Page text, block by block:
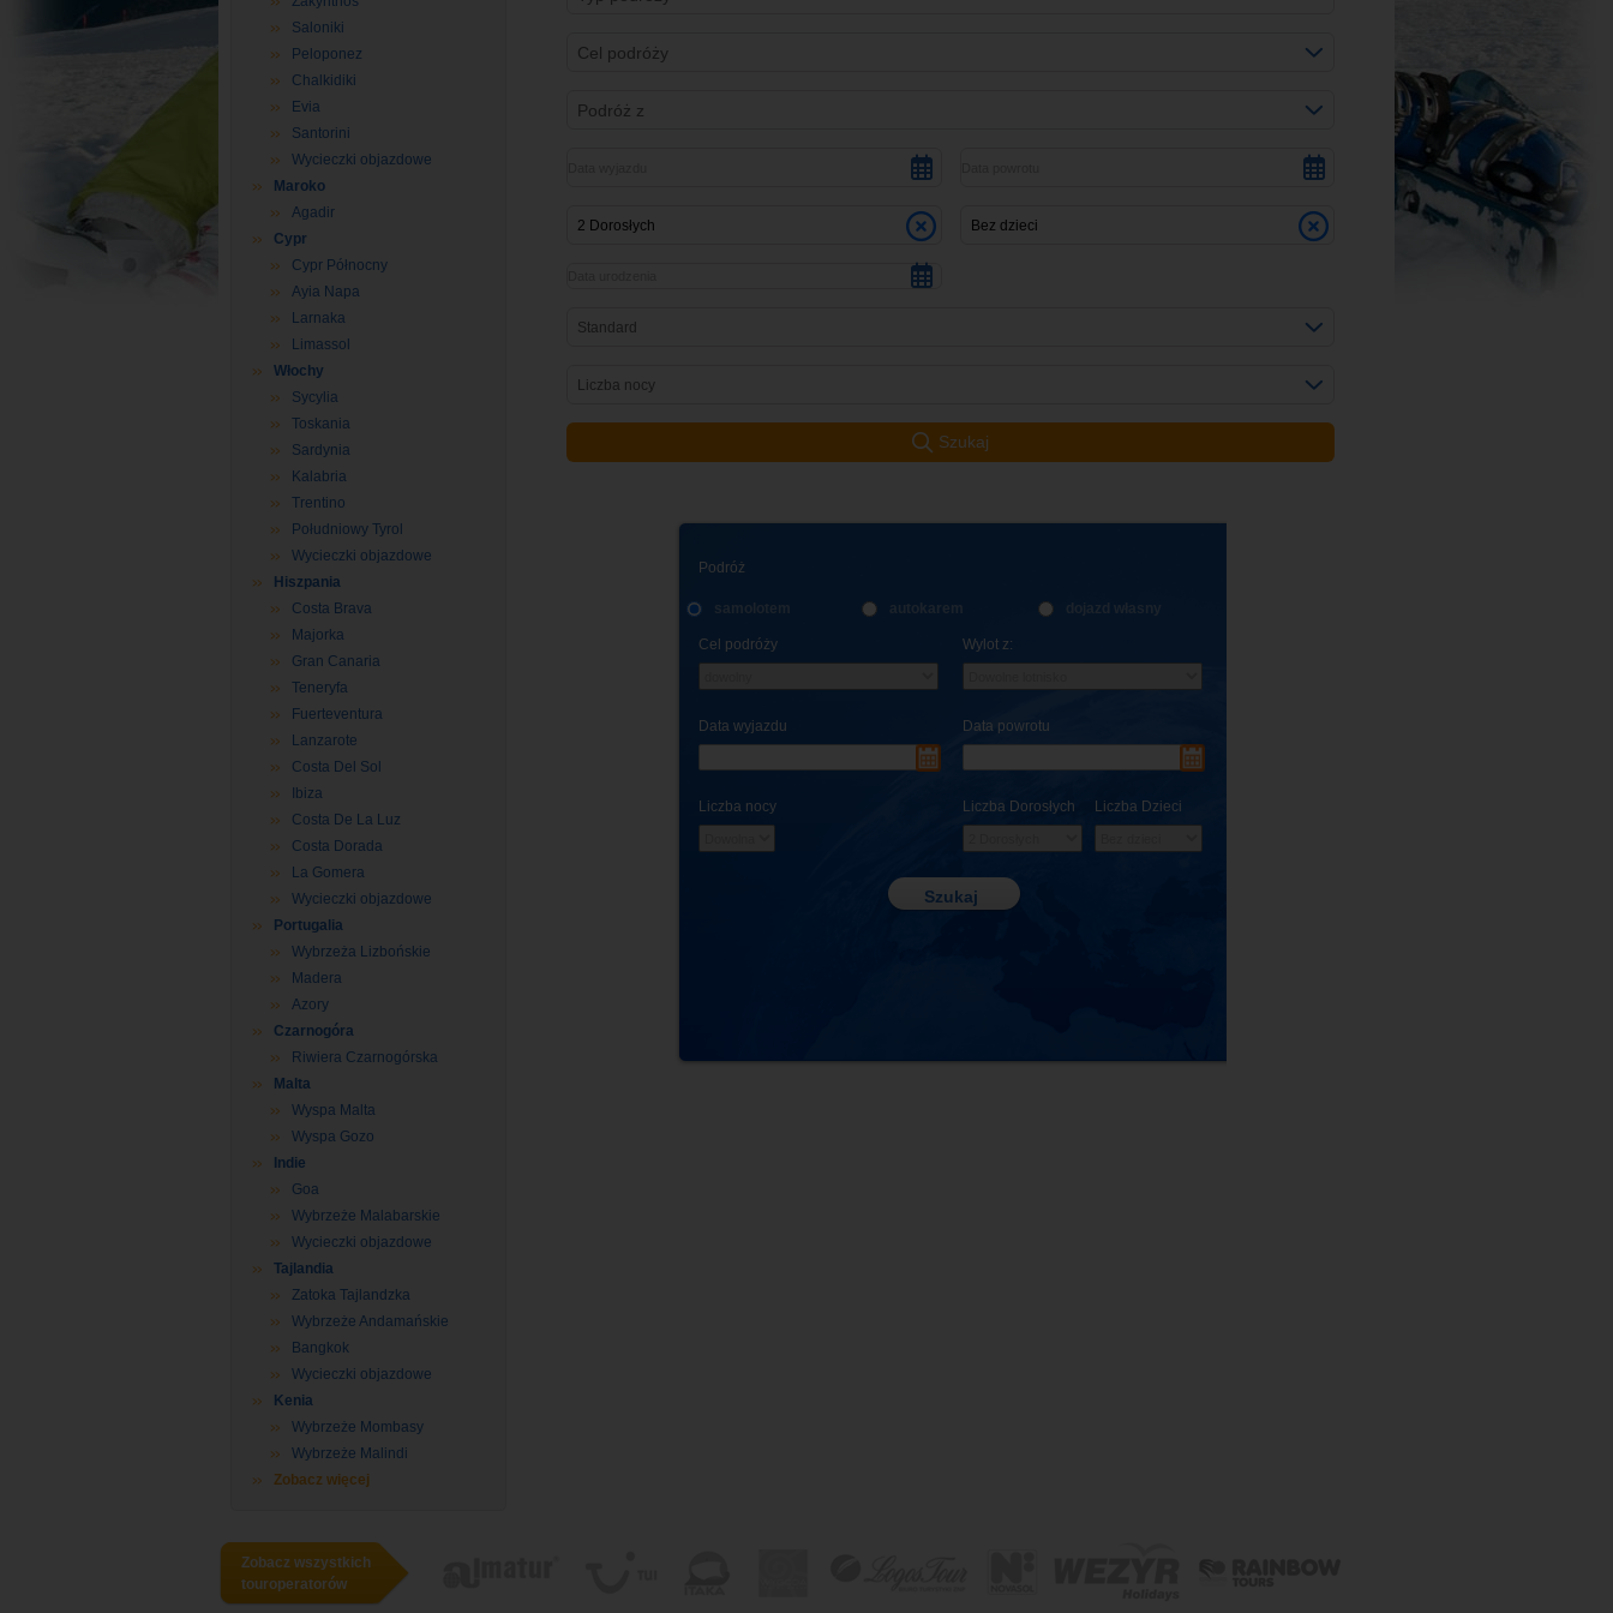
Saloniki
Peloponez
Chalkidiki
Evia
Santorini
Wycieczki objazdowe
Maroko
Agadir
Cypr
Cypr Północny
Ayia Napa
Larnaka
Limassol
Włochy
Sycylia
Toskania
Sardynia
Kalabria
Trentino
Południowy Tyrol
Wycieczki objazdowe
Hiszpania
Costa Brava
Majorka
Gran Canaria
Teneryfa
Fuerteventura
Lanzarote
Costa Del Sol
Ibiza
Costa De La Luz
Costa Dorada
La Gomera
Wycieczki objazdowe
Portugalia
Wybrzeża Lizbońskie
Madera
Azory
Czarnogóra
Riwiera Czarnogórska
Malta
Wyspa Malta
Wyspa Gozo
Indie
Goa
Wybrzeże Malabarskie
Wycieczki objazdowe
Tajlandia
Zatoka Tajlandzka
Wybrzeże Andamańskie
Bangkok
Wycieczki objazdowe
Kenia
Wybrzeże Mombasy
Wybrzeże Malindi
Zobacz więcej
Cel podróży
Podróż z
2 Dorosłych Bez dzieci
Standard
Liczba nocy
Szukaj
Podróż
Cel podróży Wylot z:
Data wyjazdu Data powrotu
Liczba nocy Liczba Dorosłych Liczba Dzieci
Szukaj
Zobacz wszystkich
touroperatorów